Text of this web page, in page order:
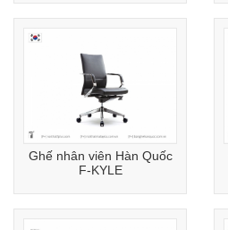
Ghế nhân viên Hàn Quốc
F-KYLE